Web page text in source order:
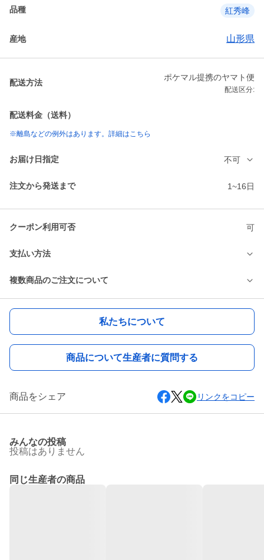
品種 紅秀峰
産地 山形県
配送方法
ポケマル提携のヤマト便
配送区分:
配送料金（送料）
※離島などの例外はあります。詳細はこちら
お届け日指定 不可
注文から発送まで 1~16日
クーポン利用可否 可
支払い方法
複数商品のご注文について
私たちについて
商品について生産者に質問する
商品をシェア リンクをコピー
みんなの投稿
投稿はありません
同じ生産者の商品